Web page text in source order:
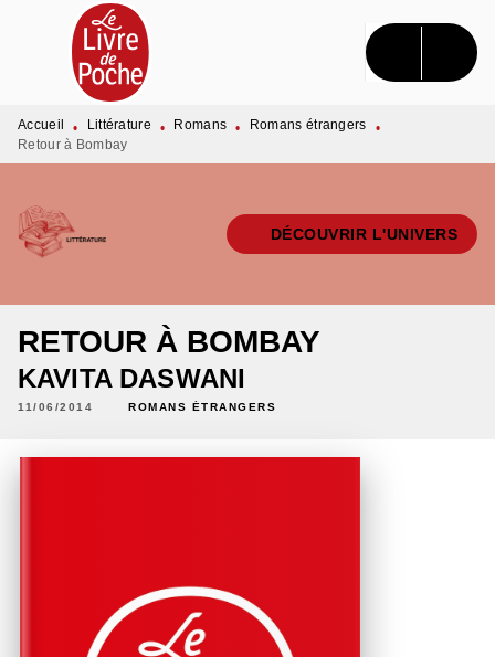
MENU RECHERCHE CONTENU
PIED DE PAGE
Accueil • Littérature • Romans • Romans étrangers
•
Retour à Bombay
DÉCOUVRIR L'UNIVERS
RETOUR À BOMBAY
KAVITA DASWANI
11/06/2014 ROMANS ÉTRANGERS